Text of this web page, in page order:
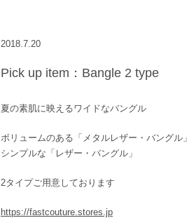
2018.7.20
Pick up item：Bangle 2 type
夏の素肌に映えるワイドなバングル
ボリュームのある「メタルレザー・バングル
シンプルな「レザー・バングル」
2タイプご用意しております
https://fastcouture.stores.jp